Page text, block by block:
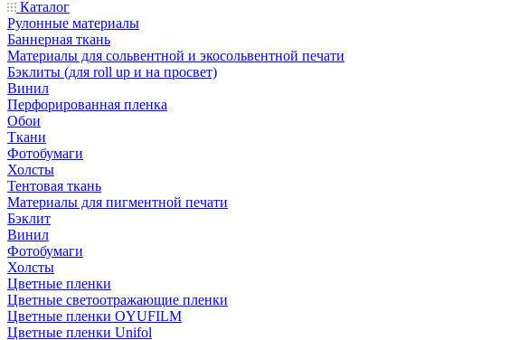
Каталог
Рулонные материалы
Баннерная ткань
Материалы для сольвентной и экосольвентной печати
Бэклиты (для roll up и на просвет)
Винил
Перфорированная пленка
Обои
Ткани
Фотобумаги
Холсты
Тентовая ткань
Материалы для пигментной печати
Бэклит
Винил
Фотобумаги
Холсты
Цветные пленки
Цветные светоотражающие пленки
Цветные пленки OYUFILM
Цветные пленки Unifol